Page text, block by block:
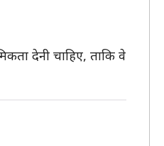
देनी चाहिए, ताकि वे